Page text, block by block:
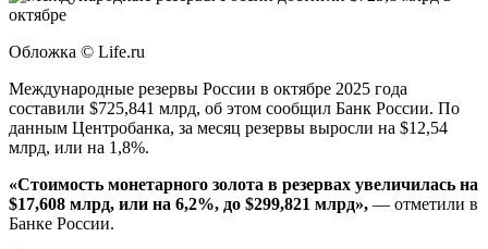
Обложка © Life.ru
Международные резервы России в октябре 2025 года
составили $725,841 млрд, об этом сообщил Банк России. По
данным Центробанка, за месяц резервы выросли на $12,54
млрд, или на 1,8%.
«Стоимость монетарного золота в резервах увеличилась на
$17,608 млрд, или на 6,2%, до $299,821 млрд», — отметили в
Банке России.